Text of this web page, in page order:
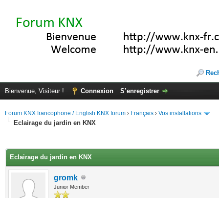
Bienvenue, Visiteur ! Connexion S’enregistrer
Forum KNX francophone / English KNX forum › Français › Vos installations
Eclairage du jardin en KNX
Eclairage du jardin en KNX
gromk
Junior Member